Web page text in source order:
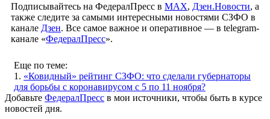
Подписывайтесь на ФедералПресс в МАХ, Дзен.Новости, а
также следите за самыми интересными новостями СЗФО в
канале Дзен. Все самое важное и оперативное — в telegram-
канале «ФедералПресс».
Еще по теме:
1. «Ковидный» рейтинг СЗФО: что сделали губернаторы
для борьбы с коронавирусом с 5 по 11 ноября?
Добавьте ФедералПресс в мои источники, чтобы быть в курсе
новостей дня.